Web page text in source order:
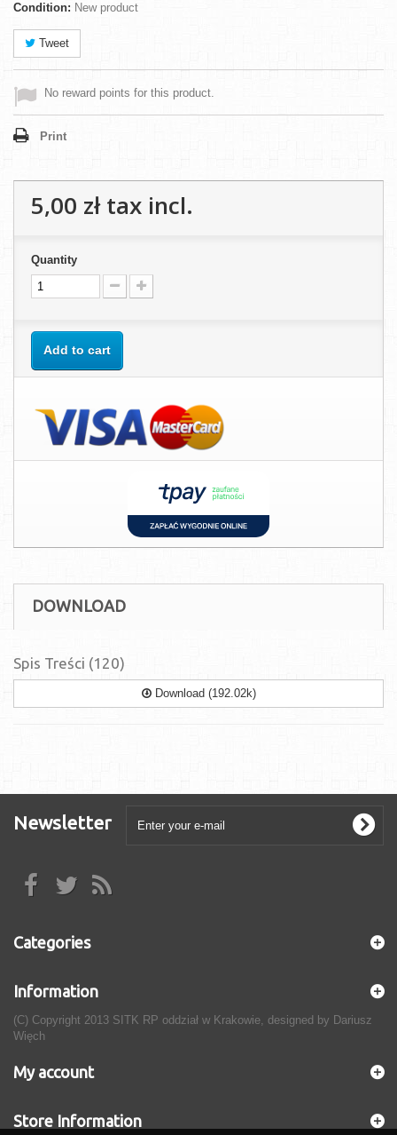
Condition: New product
Tweet
No reward points for this product.
Print
5,00 złtax incl.
Quantity
Add to cart
DOWNLOAD
Spis Treści (120)
Download (192.02k)
Newsletter
Categories
Information
(C) Copyright 2013 SITK RP oddział w Krakowie, designed by Dariusz
Więch
My account
Store Information